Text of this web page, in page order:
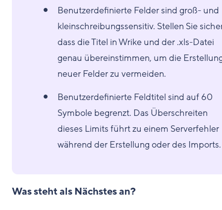
Benutzerdefinierte Felder sind groß- und
kleinschreibungssensitiv. Stellen Sie
dass die Titel in Wrike und der .xls-Datei
genau übereinstimmen, um die
neuer Felder zu vermeiden.
Benutzerdefinierte Feldtitel sind auf 60
Symbole begrenzt. Das Überschreiten
dieses Limits führt zu einem Serverfehler
während der Erstellung oder des Imports.
Was steht als Nächstes an?